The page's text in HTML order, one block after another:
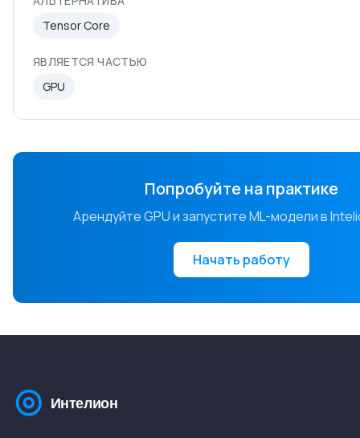
Tensor Core
ЯВЛЯЕТСЯ ЧАСТЬЮ
GPU
Попробуйте на практике
Арендуйте GPU и запустите ML-модели в
Начать работу